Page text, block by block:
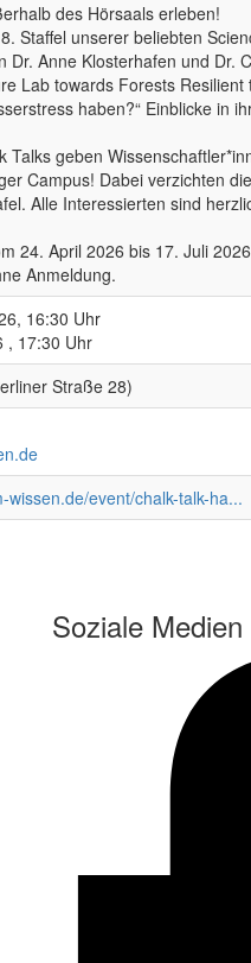
des Hörsaals erleben!
Staffel unserer beliebten
Dr. Anne Klosterhafen und Dr.
Lab towards Forests
haben?“ Einblicke in
Talks geben
Campus! Dabei verzichten
Alle Interessierten sind
24. April 2026 bis 17. Juli
Anmeldung.
16:30 Uhr
, 17:30 Uhr
Straße 28)
wissen.de/event/chalk-talk-ha...
Soziale Medien